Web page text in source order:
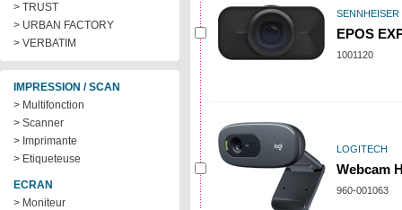
> TRUST
> URBAN FACTORY
> VERBATIM
IMPRESSION / SCAN
> Multifonction
> Scanner
> Imprimante
> Etiqueteuse
ECRAN
> Moniteur
SENNHEISER
EPOS
1001120
LOGITECH
Webcam
960-001063